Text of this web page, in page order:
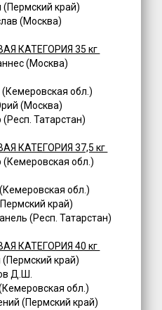
край)
(Москва)
КАТЕГОРИЯ 35 кг
(Москва)
обл.)
(Москва)
Татарстан)
КАТЕГОРИЯ 37,5 кг
обл.)
обл.)
край)
(Респ. Татарстан)
КАТЕГОРИЯ 40 кг
край)
Д.Ш.
обл.)
(Пермский край)